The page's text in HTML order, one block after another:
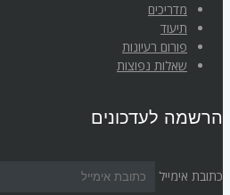
מדריכים
תיעוד
פורום רעיונות
שאלות נפוצות
הרשמה לעדכונים
כתובת אימייל